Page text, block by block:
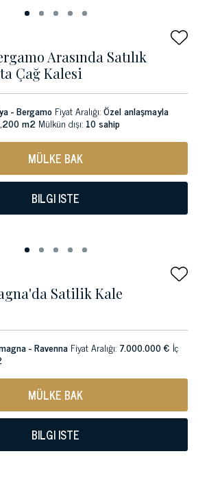
Arasında Satılık
Çağ Kalesi
- Bergamo Fiyat Aralığı:Özel anlaşmayla
m2 Mülkün dışı: 10 sahip
MÜLKE BAK
BILGI ISTE
Satilik Kale
- Ravenna Fiyat Aralığı: 7.000.000 € İç
MÜLKE BAK
BILGI ISTE